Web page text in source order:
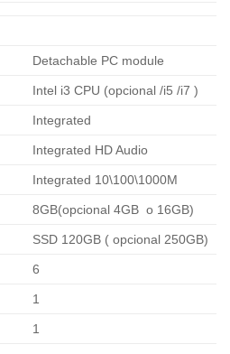
Detachable PC module
Intel i3 CPU (opcional /i5 /i7 )
Integrated
Integrated HD Audio
Integrated 10\100\1000M
8GB(opcional 4GB o 16GB)
SSD 120GB ( opcional 250GB)
6
1
1